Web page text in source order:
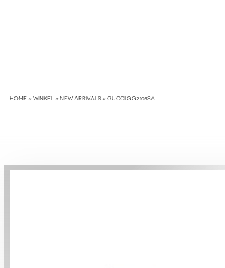
HOME»WINKEL »NEW ARRIVALS»GUCCI GG2105SA